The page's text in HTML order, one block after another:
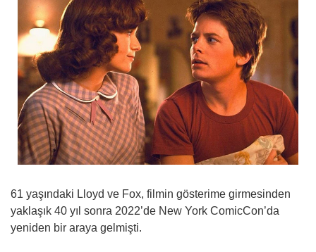
61 yaşındaki Lloyd ve Fox, filmin gösterime girmesinden
yaklaşık 40 yıl sonra 2022’de New York ComicCon’da
yeniden bir araya gelmişti.